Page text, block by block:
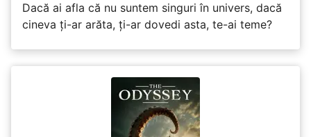
Dacă ai afla că nu suntem singuri în univers, dacă
cineva ți-ar arăta, ți-ar dovedi asta, te-ai teme?